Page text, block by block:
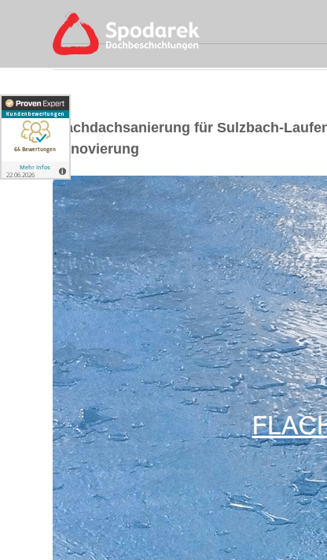
Flachdachsanierung für Sulzbach-
Renovierung